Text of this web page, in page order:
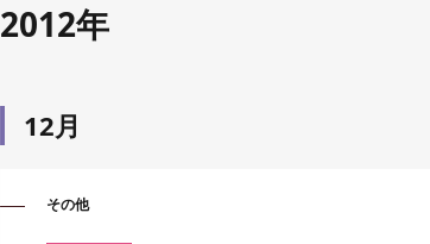
2012年
12月
その他